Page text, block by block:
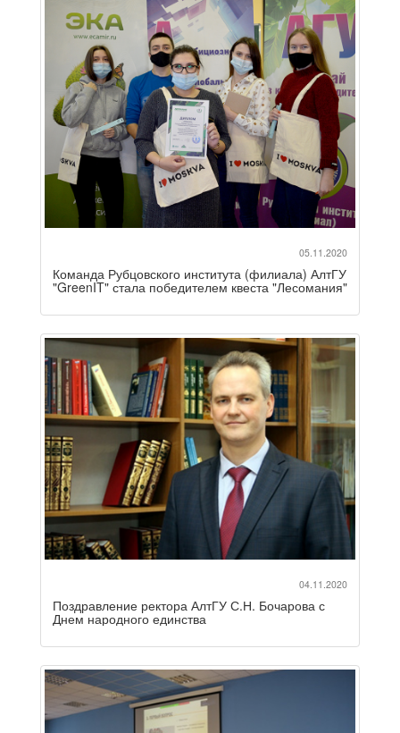
05.11.2020
Команда Рубцовского института (филиала) АлтГУ
"GreenIT" стала победителем квеста "Лесомания"
04.11.2020
Поздравление ректора АлтГУ С.Н. Бочарова с
Днем народного единства